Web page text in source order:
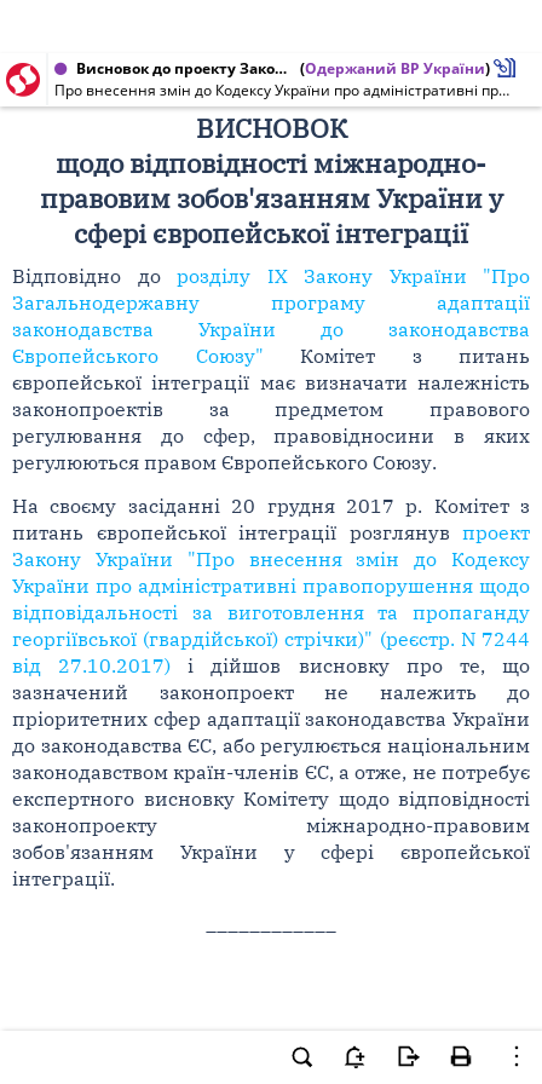
Висновок до проекту Закону України від 20.12.2017 № 7244 (Одержаний ВР України)
Про внесення змін до Кодексу України про адміністративні правопорушення щодо відповідальності за виготовлення та пропаганду георгіївської (гвардіївської) стрічки